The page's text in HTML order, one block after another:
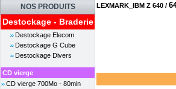
NOS PRODUITS
Destockage - Braderie
Destockage Elecom
Destockage G Cube
Destockage Divers
CD vierge
CD vierge 700Mo - 80min
LEXMARK_IBM Z 640 /